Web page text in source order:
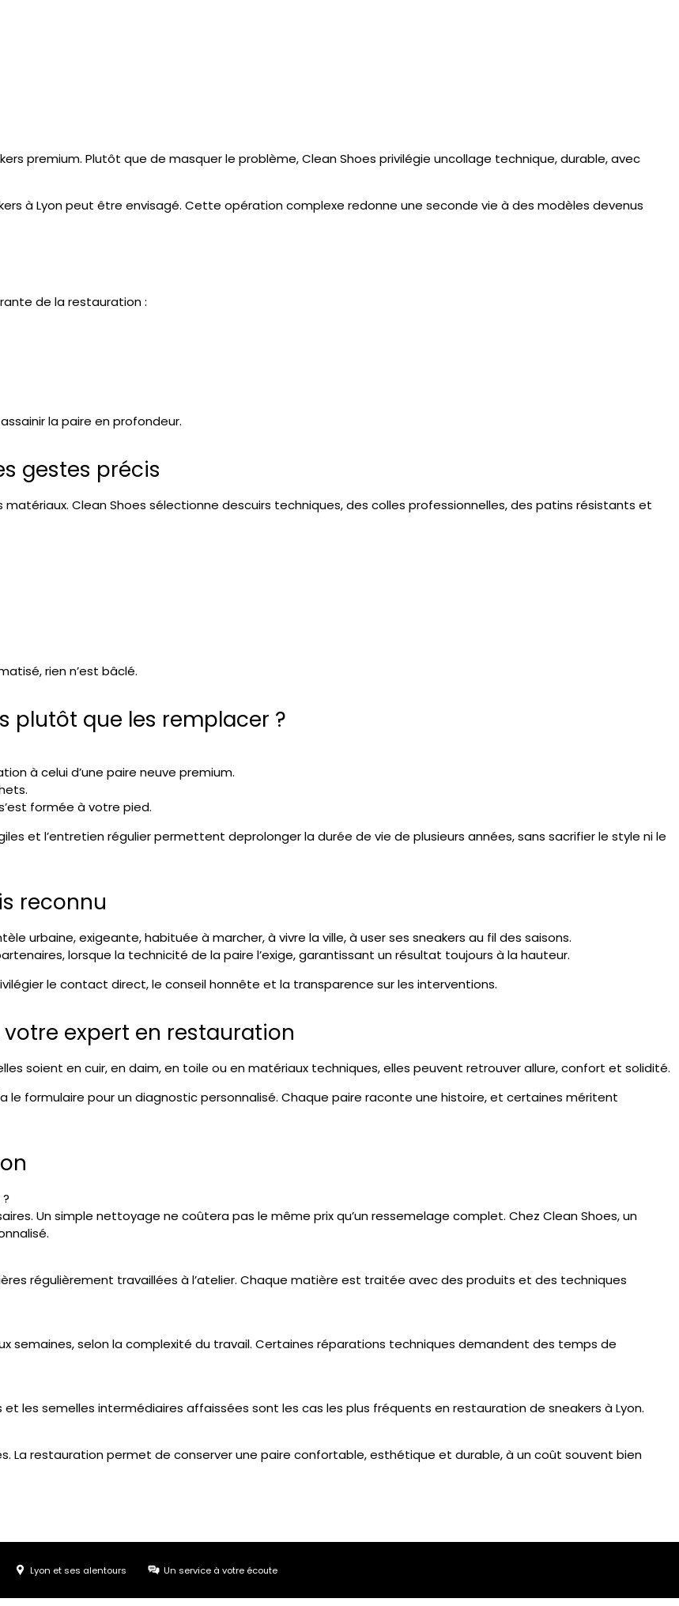
premium. Plutôt que de masquer le problème, Clean Shoes privilégie uncollage technique, durable, avec
à Lyonpeut être envisagé. Cette opération complexe redonne une seconde vie à des modèles devenus
de la restauration :
la paire en profondeur.
gestes précis
Clean Shoes sélectionne descuirs techniques, des colles professionnelles, des patins résistants et
rien n’est bâclé.
plutôt que les remplacer ?
à celui d’une paire neuve premium.
formée à votre pied.
et l’entretien régulier permettent deprolonger la durée de vie de plusieurs années, sans sacrifier le style ni le
reconnu
urbaine, exigeante, habituée à marcher, à vivre la ville, à user ses sneakers au fil des saisons.
, lorsque la technicité de la paire l’exige, garantissant un résultat toujours à la hauteur.
le contact direct, le conseil honnête et la transparence sur les interventions.
votre expert en restauration
soient en cuir, en daim, en toile ou en matériaux techniques, elles peuvent retrouver allure, confort et solidité.
le formulaire pour un diagnostic personnalisé. Chaque paire raconte une histoire, et certaines méritent
Un simple nettoyage ne coûtera pas le même prix qu’un ressemelage complet. Chez Clean Shoes, un
régulièrement travaillées à l’atelier. Chaque matière est traitée avec des produits et des techniques
semaines, selon la complexité du travail. Certaines réparations techniques demandent des temps de
les semelles intermédiaires affaissées sont les cas les plus fréquents en restauration de sneakers à Lyon.
La restauration permet de conserver une paire confortable, esthétique et durable, à un coût souvent bien
Lyon et ses alentours Un service à votre écoute